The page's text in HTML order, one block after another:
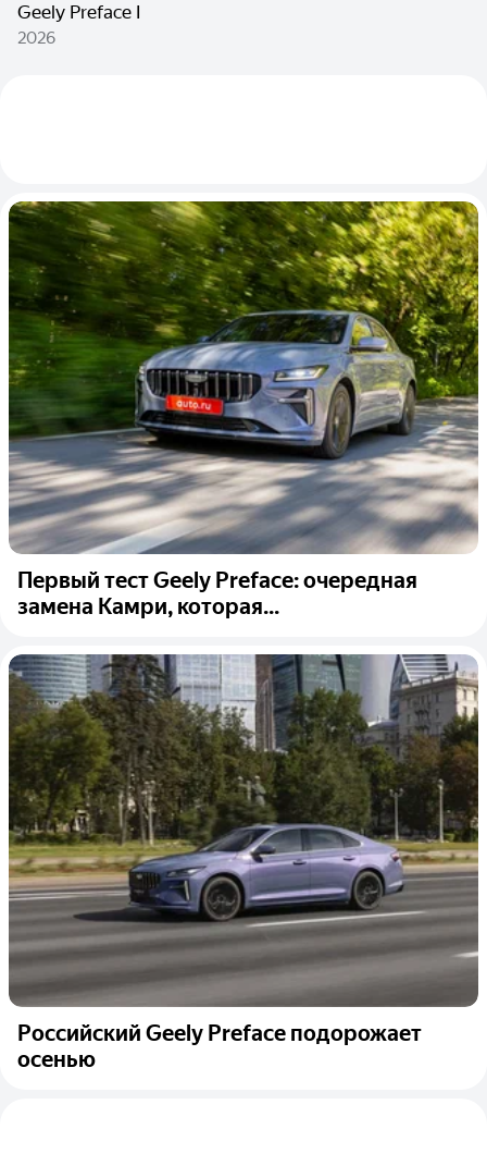
Geely Preface I
2026
Первый тест Geely Preface: очередная
замена Камри, которая...
Российский Geely Preface подорожает
осенью